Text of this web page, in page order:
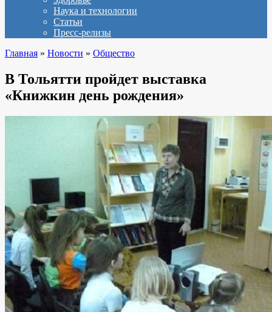
Наука и технологии
Статьи
Пресс-релизы
Главная » Новости » Общество
В Тольятти пройдет выставка
«Книжкин день рождения»